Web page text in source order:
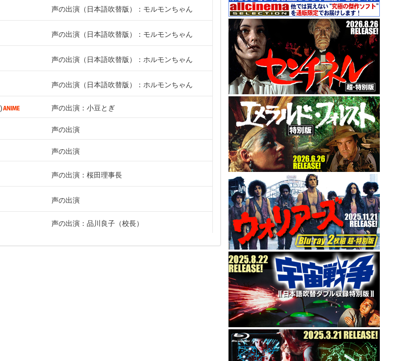
声の出演（日本語吹替版）：モルモンちゃん
声の出演（日本語吹替版）：モルモンちゃん
声の出演（日本語吹替版）：ホルモンちゃん
声の出演（日本語吹替版）：ホルモンちゃん
声の出演：小豆とぎ
声の出演
声の出演
声の出演：桜田理事長
声の出演
声の出演：品川良子（校長）